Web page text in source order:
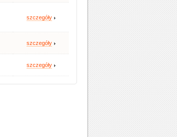
szczegóły
szczegóły
szczegóły